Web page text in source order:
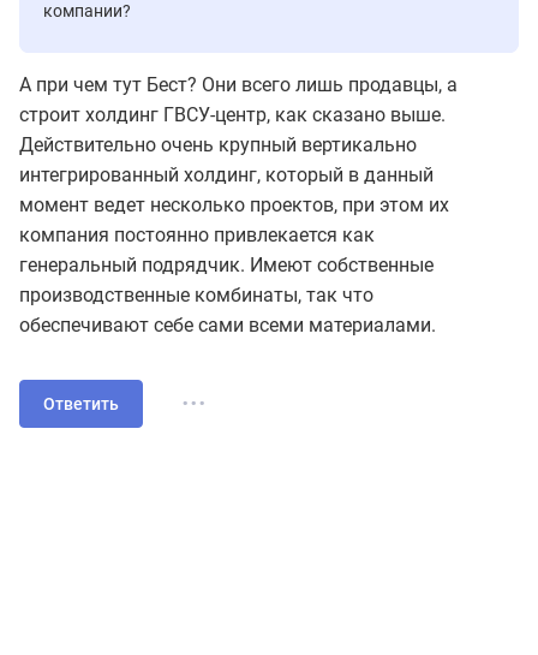
компании?
А при чем тут Бест? Они всего лишь продавцы, а
строит холдинг ГВСУ-центр, как сказано выше.
Действительно очень крупный вертикально
интегрированный холдинг, который в данный
момент ведет несколько проектов, при этом их
компания постоянно привлекается как
генеральный подрядчик. Имеют собственные
производственные комбинаты, так что
обеспечивают себе сами всеми материалами.
Ответить ...